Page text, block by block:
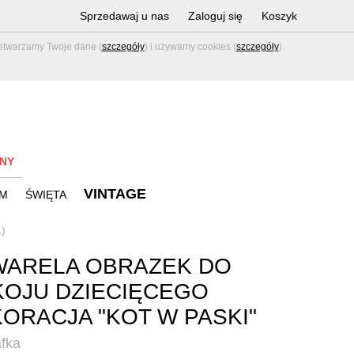
Twoje dane (szczegóły) i używamy cookies (szczegóły).
Sprzedawaj u nas Zaloguj się Koszyk
ŚWIĘTA VINTAGE
OBRAZEK DO
DZIECIĘCEGO
"KOT W PASKI"